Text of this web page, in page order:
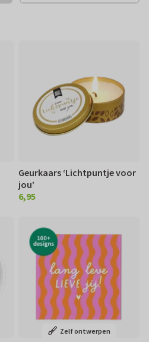
Geurkaars ‘Lichtpuntje voor
jou’
€ 6,95
6,95
Zelf ontwerpen